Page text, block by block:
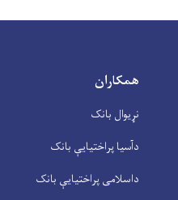
همکاران
نړیوال بانک
دآسیا پراختیايې بانک
داسلامی پراختیايې بانک